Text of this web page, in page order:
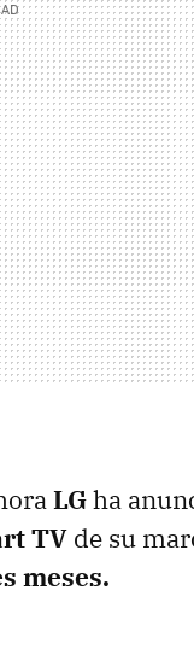
LGha
TV de su
meses.